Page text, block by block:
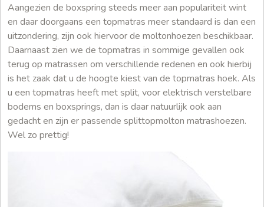
Aangezien de boxspring steeds meer aan populariteit wint
en daar doorgaans een topmatras meer standaard is dan een
uitzondering, zijn ook hiervoor de moltonhoezen beschikbaar.
Daarnaast zien we de topmatras in sommige gevallen ook
terug op matrassen om verschillende redenen en ook hierbij
is het zaak dat u de hoogte kiest van de topmatras hoek. Als
u een topmatras heeft met split, voor elektrisch verstelbare
bodems en boxsprings, dan is daar natuurlijk ook aan
gedacht en zijn er passende splittopmolton matrashoezen.
Wel zo prettig!